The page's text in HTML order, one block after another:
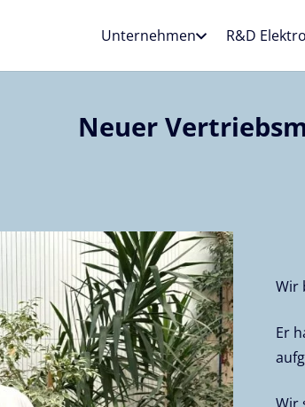
Unternehmen R&D
Neuer
Wir
Er